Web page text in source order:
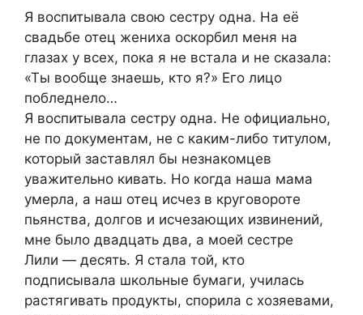
Я воспитывала свою сестру одна. На её
свадьбе отец жениха оскорбил меня на
глазах у всех, пока я не встала и не сказала:
«Ты вообще знаешь, кто я?» Его лицо
побледнело…
Я воспитывала сестру одна. Не официально,
не по документам, не с каким-либо титулом,
который заставлял бы незнакомцев
уважительно кивать. Но когда наша мама
умерла, а наш отец исчез в круговороте
пьянства, долгов и исчезающих извинений,
мне было двадцать два, а моей сестре
Лили — десять. Я стала той, кто
подписывала школьные бумаги, училась
растягивать продукты, спорила с хозяевами,